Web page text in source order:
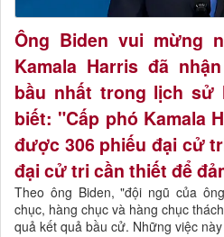
Ông Biden vui mừng
Kamala Harris đã
bầu nhất trong lịch sử
biết: "Cấp phó Kamala
được 306 phiếu đại cử
đại cử tri cần thiết để
Theo ông Biden, "đội ngũ của
chục, hàng chục và hàng chục
quả kết quả bầu cử. Những việc